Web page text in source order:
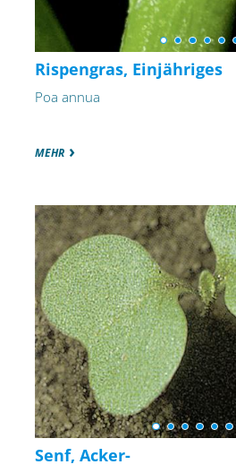
Rispengras, Einjähriges
Poa annua
MEHR
Senf, Acker-